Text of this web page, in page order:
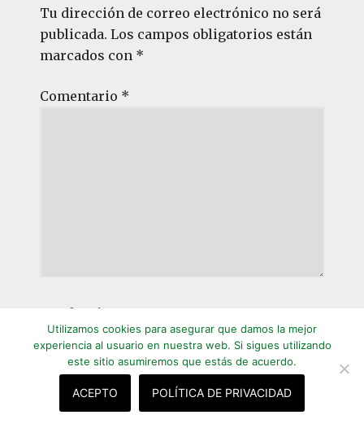
Tu dirección de correo electrónico no será
publicada. Los campos obligatorios están
marcados con *
Comentario *
Nombre *
Correo electrónico*
Utilizamos cookies para asegurar que damos la mejor
experiencia al usuario en nuestra web. Si sigues utilizando
este sitio asumiremos que estás de acuerdo.
ACEPTO POLÍTICA DE PRIVACIDAD